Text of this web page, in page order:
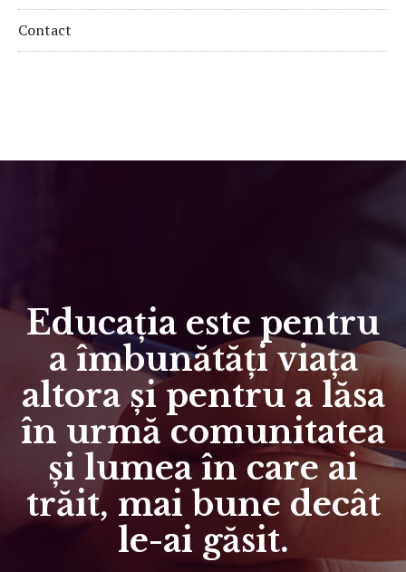
Contact
Educația este pentru
a îmbunătăți viața
altora și pentru a lăsa
în urmă comunitatea
și lumea în care ai
trăit, mai bune decât
le-ai găsit.